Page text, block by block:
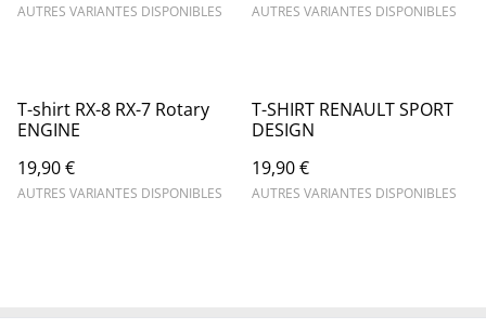
AUTRES VARIANTES DISPONIBLES AUTRES VARIANTES DISPONIBLES
T-shirt RX-8 RX-7 Rotary
ENGINE
19,90 €
AUTRES VARIANTES DISPONIBLES
T-SHIRT RENAULT SPORT
DESIGN
19,90 €
AUTRES VARIANTES DISPONIBLES